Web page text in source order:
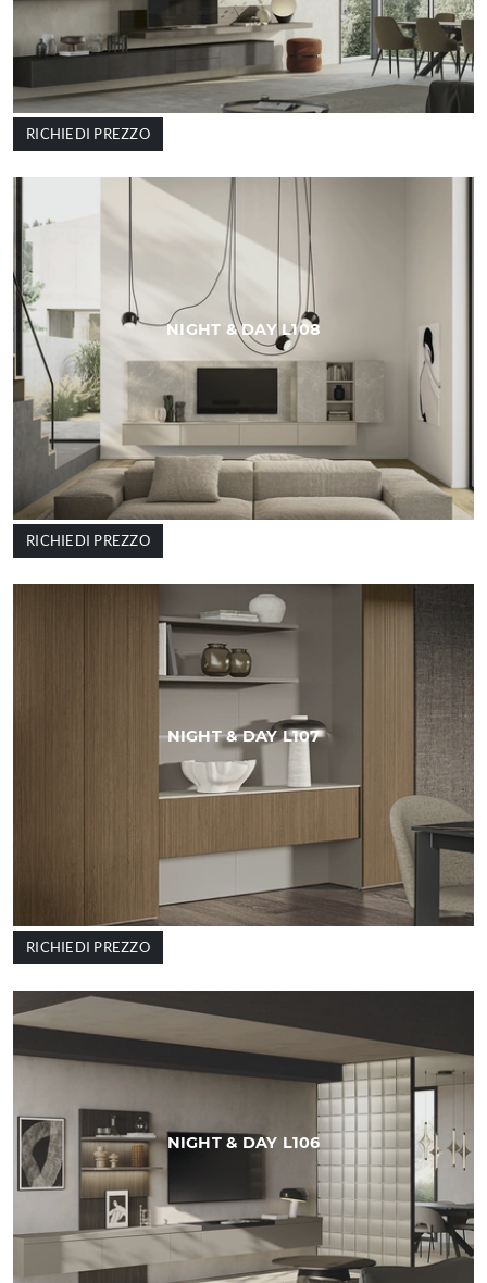
RICHIEDI PREZZO
NIGHT & DAY L108
RICHIEDI PREZZO
NIGHT & DAY L107
RICHIEDI PREZZO
NIGHT & DAY L106